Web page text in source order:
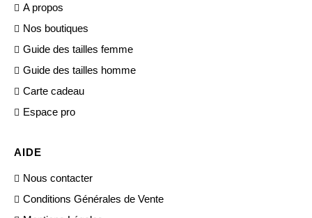
A propos
Nos boutiques
Guide des tailles femme
Guide des tailles homme
Carte cadeau
Espace pro
AIDE
Nous contacter
Conditions Générales de Vente